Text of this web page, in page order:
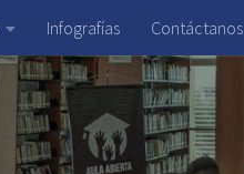
Infografías Contáctanos